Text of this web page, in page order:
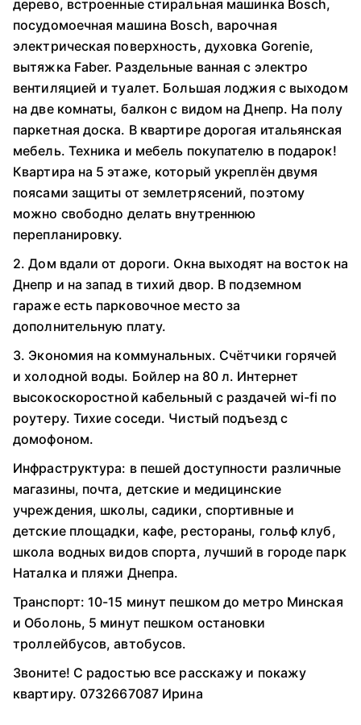
дерево, встроенные стиральная машинка Bosch,
посудомоечная машина Bosch, варочная
электрическая поверхность, духовка Gorenie,
вытяжка Faber. Раздельные ванная с электро
вентиляцией и туалет. Большая лоджия с выходом
на две комнаты, балкон с видом на Днепр. На полу
паркетная доска. В квартире дорогая итальянская
мебель. Техника и мебель покупателю в подарок!
Квартира на 5 этаже, который укреплён двумя
поясами защиты от землетрясений, поэтому
можно свободно делать внутреннюю
перепланировку.
2. Дом вдали от дороги. Окна выходят на восток на
Днепр и на запад в тихий двор. В подземном
гараже есть парковочное место за
дополнительную плату.
3. Экономия на коммунальных. Счётчики горячей
и холодной воды. Бойлер на 80 л. Интернет
высокоскоростной кабельный с раздачей wi-fi по
роутеру. Тихие соседи. Чистый подъезд с
домофоном.
Инфраструктура: в пешей доступности различные
магазины, почта, детские и медицинские
учреждения, школы, садики, спортивные и
детские площадки, кафе, рестораны, гольф клуб,
школа водных видов спорта, лучший в городе парк
Наталка и пляжи Днепра.
Транспорт: 10-15 минут пешком до метро Минская
и Оболонь, 5 минут пешком остановки
троллейбусов, автобусов.
Звоните! С радостью все расскажу и покажу
квартиру. 0732667087 Ирина